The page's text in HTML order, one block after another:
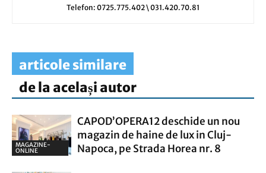
Telefon: 0725.775.402 \ 031.420.70.81
articole similare
de la același autor
MAGAZINE-
ONLINE
CAPOD’OPERA12 deschide un nou
magazin de haine de lux in Cluj-
Napoca, pe Strada Horea nr. 8